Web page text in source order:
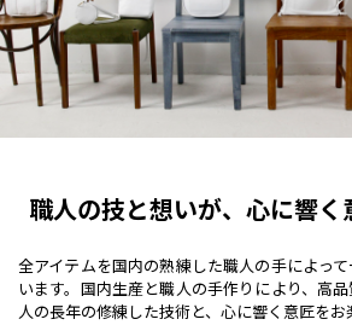
職人の技と想いが、心に響く
全アイテムを国内の熟練した職人の手によっ
います。国内生産と職人の手作りにより、高
人の長年の修練した技術と、心に響く意匠をお